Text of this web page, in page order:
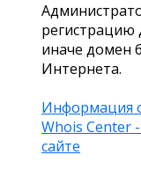
регистрацию
иначе домен
Интернета.
Информация
Whois Center
сайте